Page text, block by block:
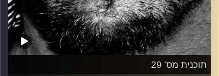
תוכנית מס' 29